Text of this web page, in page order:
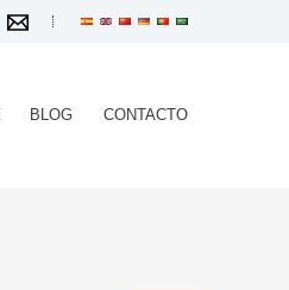
BLOG CONTACTO